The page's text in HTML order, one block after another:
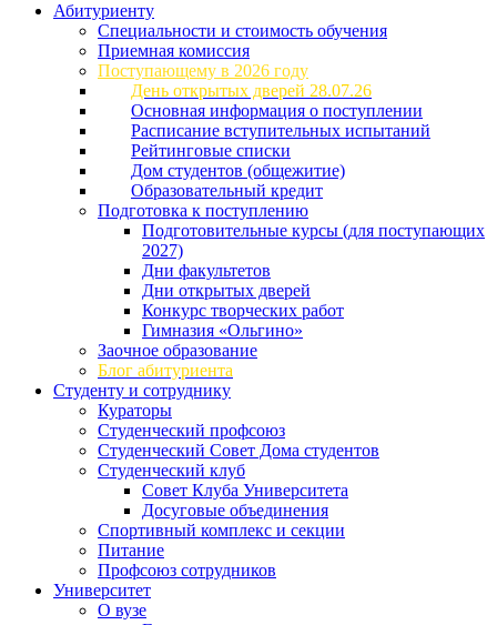
Абитуриенту
Специальности и стоимость обучения
Приемная комиссия
Поступающему в 2026 году
День открытых дверей 28.07.26
Основная информация о поступлении
Расписание вступительных испытаний
Рейтинговые списки
Дом студентов (общежитие)
Образовательный кредит
Подготовка к поступлению
Подготовительные курсы (для поступающих
2027)
Дни факультетов
Дни открытых дверей
Конкурс творческих работ
Гимназия «Ольгино»
Заочное образование
Блог абитуриента
Студенту и сотруднику
Кураторы
Студенческий профсоюз
Студенческий Совет Дома студентов
Студенческий клуб
Совет Клуба Университета
Досуговые объединения
Спортивный комплекс и секции
Питание
Профсоюз сотрудников
Университет
О вузе